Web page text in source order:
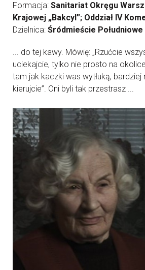
Formacja: Sanitariat Okręgu
Krajowej „Bakcyl”; Oddział IV
Dzielnica: Śródmieście Południowe
... do tej kawy. Mówię: „Rzućcie
uciekajcie, tylko nie prosto na okolice
tam jak kaczki was wytłuką, bardziej
kierujcie”. Oni byli tak przestrasz ...